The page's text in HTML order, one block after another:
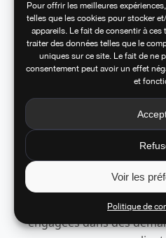
Pour offrir les meilleures
telles que les cookies pour stocker
appareils. Le fait de consentir à
traiter des données telles que le
uniques sur ce site. Le fait de ne
consentement peut avoir un effet
et
Voir les
Politique de
Questions
Posées sur les
Applewood
Comment
dimension RSE
d’incentive ?
Applewood propose un
responsable avec plus de
engagées dans des